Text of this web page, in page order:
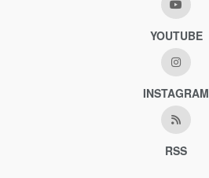
YOUTUBE
INSTAGRAM
RSS